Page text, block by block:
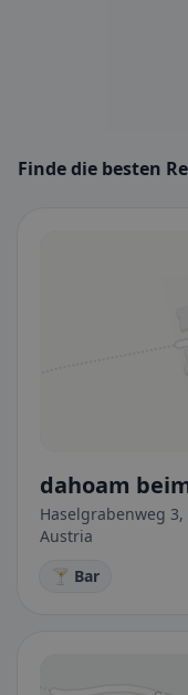
Finde die besten
dahoam
Haselgrabenweg
Austria
🍸 Bar